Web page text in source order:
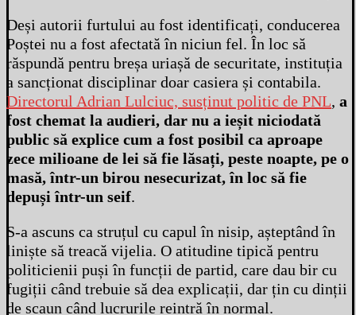
Deși autorii furtului au fost identificați, conducerea
Poștei nu a fost afectată în niciun fel. În loc să
răspundă pentru breșa uriașă de securitate, instituția
a sancționat disciplinar doar casiera și contabila.
Directorul Adrian Lulciuc, susținut politic de PNL, a
fost chemat la audieri, dar nu a ieșit niciodată
public să explice cum a fost posibil ca aproape
zece milioane de lei să fie lăsați, peste noapte, pe o
masă, într-un birou nesecurizat, în loc să fie
depuși într-un seif.
S-a ascuns ca struțul cu capul în nisip, așteptând în
liniște să treacă vijelia. O atitudine tipică pentru
politicienii puși în funcții de partid, care dau bir cu
fugiții când trebuie să dea explicații, dar țin cu dinții
de scaun când lucrurile reintră în normal.